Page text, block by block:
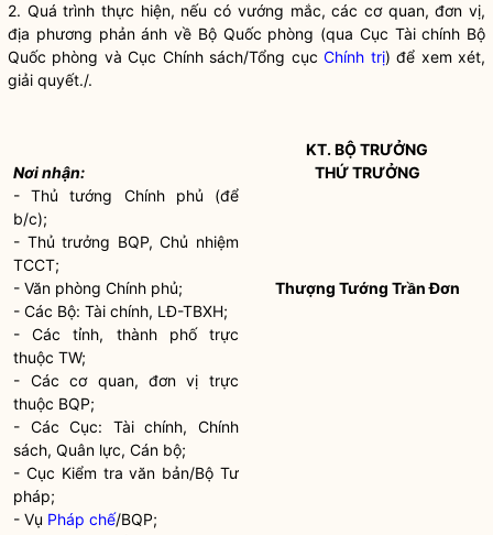
2. Quá trình thực hiện, nếu có vướng mắc, các cơ quan, đơn vị,
địa phương phản ánh về Bộ Quốc phòng (qua Cục Tài chính Bộ
Quốc phòng và Cục Chính sách/Tổng cụcChính trị) để xem xét,
giải quyết./.
Nơi nhận:
- Thủ tướng Chính phủ (để
b/c);
- Thủ trưởng BQP, Chủ nhiệm
TCCT;
- Văn phòng Chính phủ;
- Các Bộ: Tài chính, LĐ-TBXH;
- Các tỉnh, thành phố trực
thuộc TW;
- Các cơ quan, đơn vị trực
thuộc BQP;
- Các Cục: Tài chính, Chính
sách, Quân lực, Cán bộ;
- Cục Kiểm tra văn bản/Bộ Tư
pháp;
- Vụ Pháp chế/BQP;
KT.BỘ TRƯỞNG
THỨ TRƯỞNG
Thượng Tướng Trần Đơn